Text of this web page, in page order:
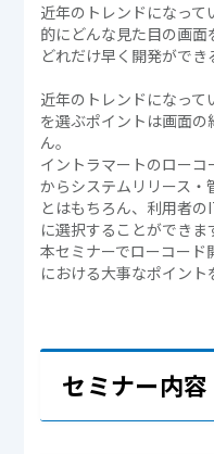
近年のトレンドになっ
的にどんな見た目の画面
どれだけ早く開発ができ
近年のトレンドになっ
を選ぶポイントは画面
ん。
イントラマートのロー
からシステムリリース・
とはもちろん、利用者
に選択することができま
本セミナーでローコー
における大事なポイント
セミナー内容